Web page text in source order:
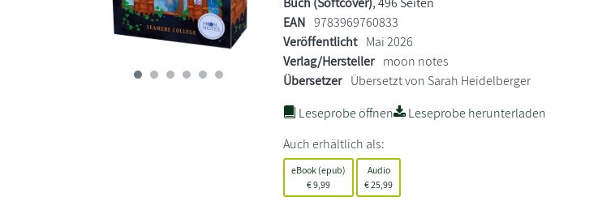
EAN 9783969760833
Veröffentlicht Mai 2026
Verlag/Hersteller moon notes
Übersetzer Übersetzt von Sarah Heidelberger
Leseprobe öffnen
Leseprobe herunterladen
Auch erhältlich als:
eBook (epub)
€9,99
Audio
€25,99